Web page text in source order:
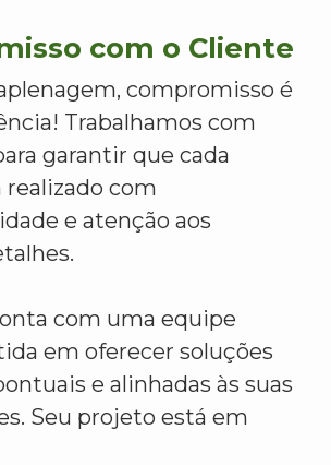
com o Cliente
compromisso é
Trabalhamos com
garantir que cada
com
e atenção aos
com uma equipe
em oferecer soluções
e alinhadas às suas
Seu projeto está em